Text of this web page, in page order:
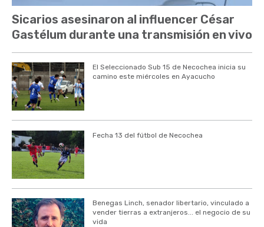
Sicarios asesinaron al influencer César
Gastélum durante una transmisión en vivo
El Seleccionado Sub 15 de Necochea inicia su
camino este miércoles en Ayacucho
Fecha 13 del fútbol de Necochea
Benegas Linch, senador libertario, vinculado a
vender tierras a extranjeros... el negocio de su
vida